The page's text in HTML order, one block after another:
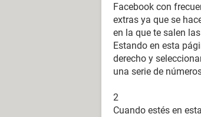
Facebook con
extras ya que se
en la que te salen
Estando en esta
derecho y
una serie de
2
Cuando estés en